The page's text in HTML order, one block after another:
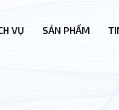
VỤ SẢN PHẨM